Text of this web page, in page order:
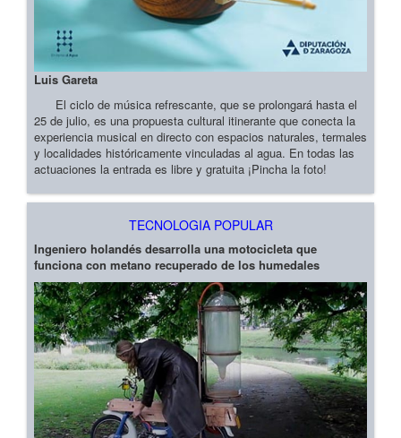
Luis Gareta
El ciclo de música refrescante, que se prolongará hasta el
25 de julio, es una propuesta cultural itinerante que conecta la
experiencia musical en directo con espacios naturales, termales
y localidades históricamente vinculadas al agua. En todas las
actuaciones la entrada es libre y gratuita ¡Pincha la foto!
TECNOLOGIA POPULAR
Ingeniero holandés desarrolla una motocicleta que
funciona con metano recuperado de los humedales